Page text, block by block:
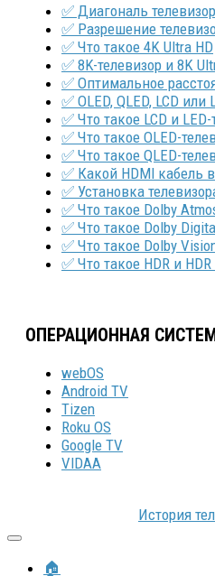
✅ Диагональ
✅ Разрешение
✅ Что такое 4K Ultra HD
✅ 8K-телевизор и 8K
✅ Оптимальное
✅ OLED, QLED, LCD или
✅ Что такое LCD и
✅ Что такое OLED-
✅ Что такое QLED-
✅ Какой HDMI кабель
✅ Установка
✅ Что такое Dolby
✅ Что такое Dolby
✅ Что такое Dolby
✅ Что такое HDR и HDR
ОПЕРАЦИОННАЯ
webOS
Android TV
Tizen
Roku OS
Google TV
VIDAA
История
🏠